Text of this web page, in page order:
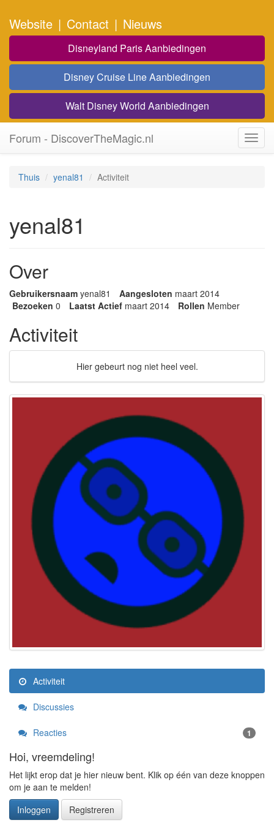
Website | Contact | Nieuws
Disneyland Paris Aanbiedingen
Disney Cruise Line Aanbiedingen
Walt Disney World Aanbiedingen
Forum - DiscoverTheMagic.nl
Thuis yenal81 Activiteit
yenal81
Over
Gebruikersnaam yenal81 Aangesloten maart 2014
Bezoeken 0 Laatst Actief maart 2014 Rollen Member
Activiteit
Hier gebeurt nog niet heel veel.
Activiteit
Discussies
Reacties 1
Hoi, vreemdeling!
Het lijkt erop dat je hier nieuw bent. Klik op één van deze knoppen
om je aan te melden!
Inloggen
Registreren